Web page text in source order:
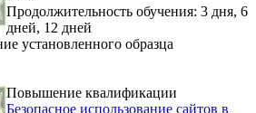
Продолжительность обучения: 3 дня, 6
дней, 12 дней
установленного образца
Повышение квалификации
Безопасное использование сайтов в